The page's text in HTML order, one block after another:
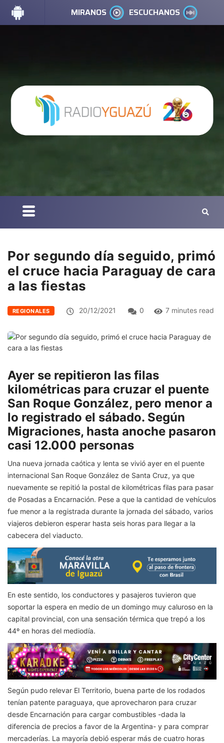
MIRANOS ESCUCHANOS
Por segundo día seguido, primó
el cruce hacia Paraguay de cara
a las fiestas
REGIONALES 20/12/2021 0 7 minutes read
Ayer se repitieron las filas
kilométricas para cruzar el puente
San Roque González, pero menor a
lo registrado el sábado. Según
Migraciones, hasta anoche pasaron
casi 12.000 personas
Una nueva jornada caótica y lenta se vivió ayer en el puente
internacional San Roque González de Santa Cruz, ya que
nuevamente se repitió la postal de kilométricas filas para pasar
de Posadas a Encarnación. Pese a que la cantidad de vehículos
fue menor a la registrada durante la jornada del sábado, varios
viajeros debieron esperar hasta seis horas para llegar a la
cabecera del viaducto.
En este sentido, los conductores y pasajeros tuvieron que
soportar la espera en medio de un domingo muy caluroso en la
capital provincial, con una sensación térmica que trepó a los
44º en horas del mediodía.
Según pudo relevar El Territorio, buena parte de los rodados
tenían patente paraguaya, que aprovecharon para cruzar
desde Encarnación para cargar combustibles -dada la
diferencia de precios a favor de la Argentina- y para comprar
mercaderías. La mayoría debió esperar más de cuatro horas